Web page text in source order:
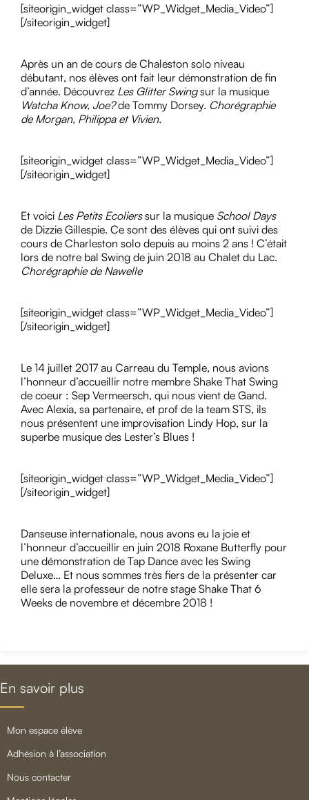
[siteorigin_widget class=”WP_Widget_Media_Video”]
[/siteorigin_widget]
Après un an de cours de Chaleston solo niveau
débutant, nos élèves ont fait leur démonstration de fin
d’année. Découvrez Les Glitter Swingsur la musique
Watcha Know, Joe?de Tommy Dorsey. Chorégraphie
de Morgan, Philippa et Vivien.
[siteorigin_widget class=”WP_Widget_Media_Video”]
[/siteorigin_widget]
Et voici Les Petits Ecolierssur la musique School Days
de Dizzie Gillespie. Ce sont des élèves qui ont suivi des
cours de Charleston solo depuis au moins 2 ans ! C’était
lors de notre bal Swing de juin 2018 au Chalet du Lac.
Chorégraphie de Nawelle
[siteorigin_widget class=”WP_Widget_Media_Video”]
[/siteorigin_widget]
Le 14 juillet 2017 au Carreau du Temple, nous avions
l’honneur d’accueillir notre membre Shake That Swing
de coeur : Sep Vermeersch, qui nous vient de Gand.
Avec Alexia, sa partenaire, et prof de la team STS, ils
nous présentent une improvisation Lindy Hop, sur la
superbe musique des Lester’s Blues !
[siteorigin_widget class=”WP_Widget_Media_Video”]
[/siteorigin_widget]
Danseuse internationale, nous avons eu la joie et
l’honneur d’accueillir en juin 2018 Roxane Butterfly pour
une démonstration de Tap Dance avec les Swing
Deluxe… Et nous sommes très fiers de la présenter car
elle sera la professeur de notre stage Shake That 6
Weeks de novembre et décembre 2018 !
En savoir plus
mon espace élève
adhésion à l’association
nous contacter